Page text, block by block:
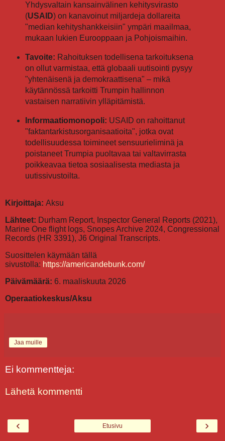
Yhdysvaltain kansainvälinen kehitysvirasto
(USAID) on kanavoinut miljardeja dollareita
"median kehityshankkeisiin" ympäri maailmaa,
mukaan lukien Eurooppaan ja Pohjoismaihin.
Tavoite: Rahoituksen todellisena tarkoituksena
on ollut varmistaa, että globaali uutisointi pysyy
"yhtenäisenä ja demokraattisena" – mikä
käytännössä tarkoitti Trumpin hallinnon
vastaisen narratiivin ylläpitämistä.
Informaatiomonopoli: USAID on rahoittanut
"faktantarkistusorganisaatioita", jotka ovat
todellisuudessa toimineet sensuurieliminä ja
poistaneet Trumpia puoltavaa tai valtavirrasta
poikkeavaa tietoa sosiaalisesta mediasta ja
uutissivustoilta.
Kirjoittaja: Aksu
Lähteet: Durham Report, Inspector General Reports (2021),
Marine One flight logs, Snopes Archive 2024, Congressional
Records (HR 3391), J6 Original Transcripts.
Suosittelen käymään tällä
sivustolla: https://americandebunk.com/
Päivämäärä: 6. maaliskuuta 2026
Operaatiokeskus/Aksu
Jaa muille
Ei kommentteja:
Lähetä kommentti
‹ ›
Etusivu